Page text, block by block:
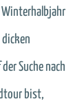
Suche nach
bist,